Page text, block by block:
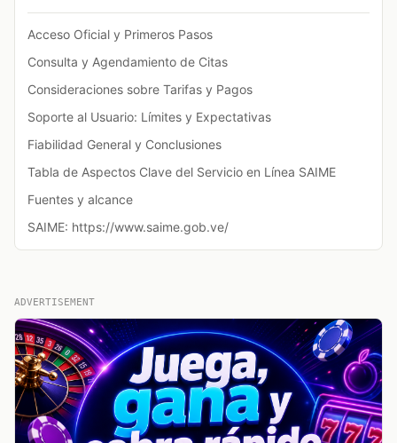
Acceso Oficial y Primeros Pasos
Consulta y Agendamiento de Citas
Consideraciones sobre Tarifas y Pagos
Soporte al Usuario: Límites y Expectativas
Fiabilidad General y Conclusiones
Tabla de Aspectos Clave del Servicio en Línea SAIME
Fuentes y alcance
SAIME: https://www.saime.gob.ve/
ADVERTISEMENT